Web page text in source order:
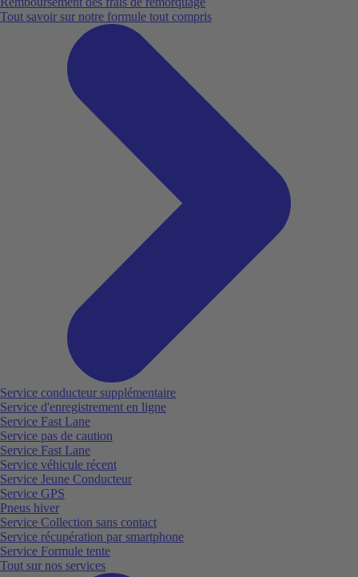
Tout savoir sur notre formule tout compris
Service conducteur supplémentaire
Service d'enregistrement en ligne
Service Fast Lane
Service pas de caution
Service Fast Lane
Service véhicule récent
Service Jeune Conducteur
Service GPS
Pneus hiver
Service Collection sans contact
Service récupération par smartphone
Service Formule tente
Tout sur nos services